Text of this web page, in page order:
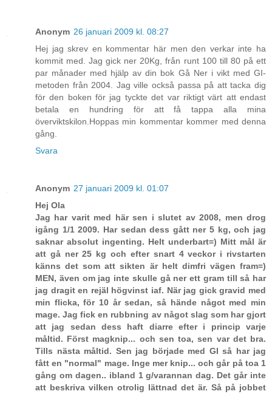
Anonym 26 januari 2009 kl. 08:27
Hej jag skrev en kommentar här men den verkar inte ha
kommit med. Jag gick ner 20Kg, från runt 100 till 80 på ett
par månader med hjälp av din bok Gå Ner i vikt med GI-
metoden från 2004. Jag ville också passa på att tacka dig
för den boken för jag tyckte det var riktigt värt att endast
betala en hundring för att få tappa alla mina
överviktskilon.Hoppas min kommentar kommer med denna
gång.
Svara
Anonym 27 januari 2009 kl. 01:07
Hej Ola
Jag har varit med här sen i slutet av 2008, men drog
igång 1/1 2009. Har sedan dess gått ner 5 kg, och jag
saknar absolut ingenting. Helt underbart=) Mitt mål är
att gå ner 25 kg och efter snart 4 veckor i rivstarten
känns det som att sikten är helt dimfri vägen fram=)
MEN, även om jag inte skulle gå ner ett gram till så har
jag dragit en rejäl högvinst iaf. När jag gick gravid med
min flicka, för 10 år sedan, så hände något med min
mage. Jag fick en rubbning av något slag som har gjort
att jag sedan dess haft diarre efter i princip varje
måltid. Först magknip... och sen toa, sen var det bra.
Tills nästa måltid. Sen jag började med GI så har jag
fått en "normal" mage. Inge mer knip... och går på toa 1
gång om dagen.. ibland 1 g/varannan dag. Det går inte
att beskriva vilken otrolig lättnad det är. Så på jobbet